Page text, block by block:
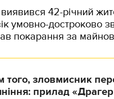
42-річний
умовно-достроково
покарання за
того, зловмисник
прилад